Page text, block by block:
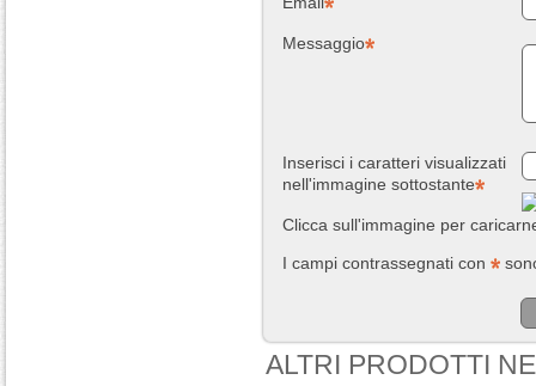
Messaggio
Inserisci i caratteri visualizzati
nell'immagine sottostante
Clicca sull'immagine per
I campi contrassegnati con
ALTRI PRODOTTI